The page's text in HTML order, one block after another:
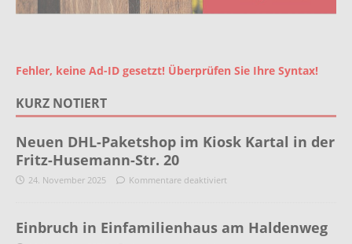
Fehler, keine Ad-ID gesetzt! Überprüfen Sie Ihre Syntax!
KURZ NOTIERT
Neuen DHL-Paketshop im Kiosk Kartal in der
Fritz-Husemann-Str. 20
24. November 2025 Kommentare deaktiviert
Einbruch in Einfamilienhaus am Haldenweg